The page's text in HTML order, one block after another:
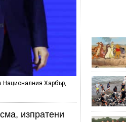
Националния Харбър,
изпратени